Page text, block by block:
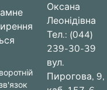
Оксана
Леонідівна
Тел.: (044)
239-30-39
вул.
Пирогова, 9,